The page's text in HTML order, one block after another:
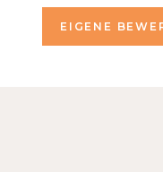
EIGENE